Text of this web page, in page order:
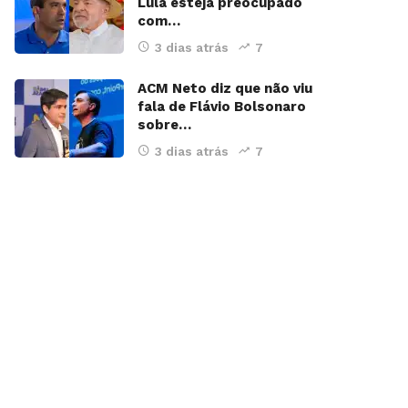
com…
3 dias atrás 7
ACM Neto diz que não viu
fala de Flávio Bolsonaro
sobre…
3 dias atrás 7